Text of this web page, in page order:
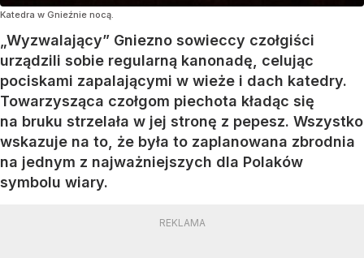
Katedra w Gnieźnie nocą.
„Wyzwalający” Gniezno sowieccy czołgiści
urządzili sobie regularną kanonadę, celując
pociskami zapalającymi w wieże i dach katedry.
Towarzysząca czołgom piechota kładąc się
na bruku strzelała w jej stronę z pepesz. Wszystko
wskazuje na to, że była to zaplanowana zbrodnia
na jednym z najważniejszych dla Polaków
symbolu wiary.